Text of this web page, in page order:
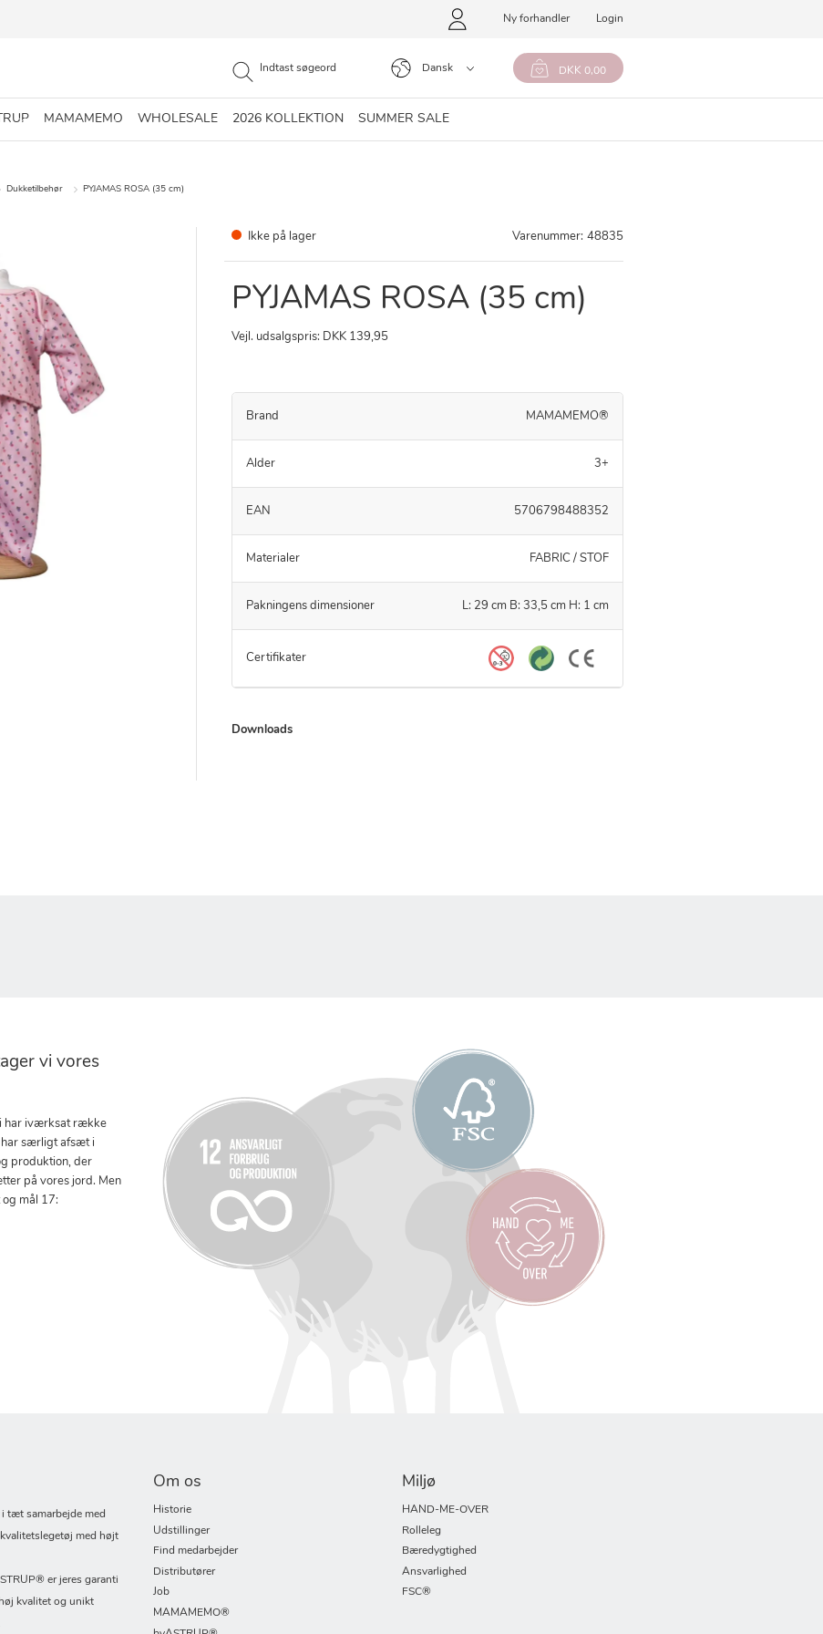
Ny forhandler Login
Dansk DKK 0,00
MAMAMEMO WHOLESALE 2026 KOLLEKTION SUMMER SALE
Dukketilbehør PYJAMAS ROSA (35 cm)
Ikke på lager Varenummer: 48835
PYJAMAS ROSA (35 cm)
Vejl. udsalgspris: DKK 139,95
Brand MAMAMEMO®
Alder 3+
EAN 5706798488352
Materialer FABRIC / STOF
Pakningens dimensioner L: 29 cm B: 33,5 cm H: 1 cm
Certifikater
Downloads
vi vores
har iværksat række
har særligt afsæt i
produktion, der
på vores jord. Men
mål 17:
tæt samarbejde med
med højt
er jeres garanti
kvalitet og unikt
Om os
Historie
Udstillinger
Find medarbejder
Distributører
Job
MAMAMEMO®
Miljø
HAND-ME-OVER
Rolleleg
Bæredygtighed
Ansvarlighed
FSC®